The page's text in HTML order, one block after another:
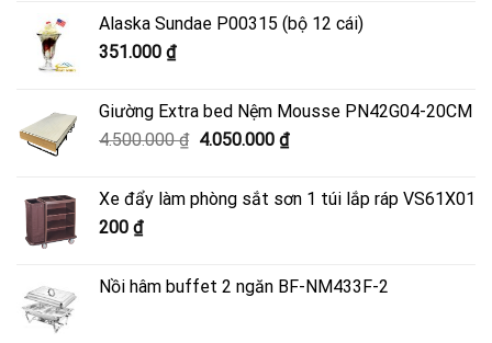
Alaska Sundae P00315 (bộ 12 cái)
351.000 ₫
Giường Extra bed Nệm Mousse PN42G04-20CM
4.500.000₫ Giá
4.500.000 ₫.
4.050.000 ₫Giá
là:
Xe đẩy làm phòng sắt sơn 1 túi lắp ráp VS61X01
200 ₫
Nồi hâm buffet 2 ngăn BF-NM433F-2